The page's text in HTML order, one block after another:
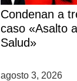
Condenan a
caso «Asalto
Salud»
agosto 3, 2026